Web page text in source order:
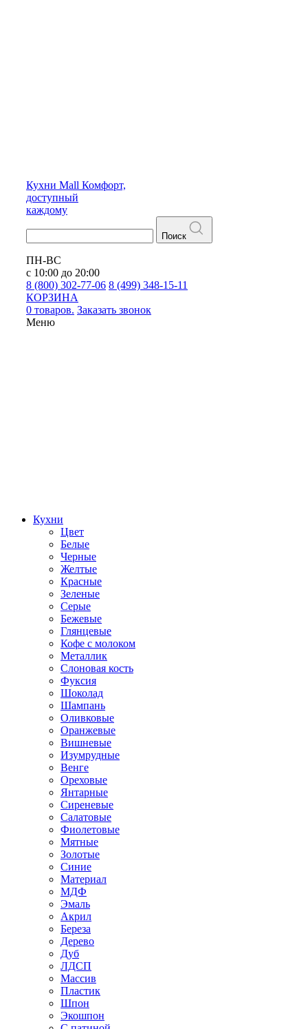
Кухни Mall Комфорт,
доступный
каждому
Поиск
ПН-ВС
с 10:00 до 20:00
8 (800) 302-77-06 8 (499) 348-15-11
КОРЗИНА
0 товаров. Заказать звонок
Меню
Кухни
Цвет
Белые
Черные
Желтые
Красные
Зеленые
Серые
Бежевые
Глянцевые
Кофе с молоком
Металлик
Слоновая кость
Фуксия
Шоколад
Шампань
Оливковые
Оранжевые
Вишневые
Изумрудные
Венге
Ореховые
Янтарные
Сиреневые
Салатовые
Фиолетовые
Мятные
Золотые
Синие
Материал
МДФ
Эмаль
Акрил
Береза
Дерево
Дуб
ЛДСП
Массив
Пластик
Шпон
Экошпон